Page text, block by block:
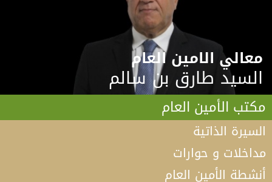
معالي الامين العام
السيد طارق بن سالم
مكتب الأمين العام
السيرة الذاتية
مداخلات و حوارات
أنشطة الأمين العام